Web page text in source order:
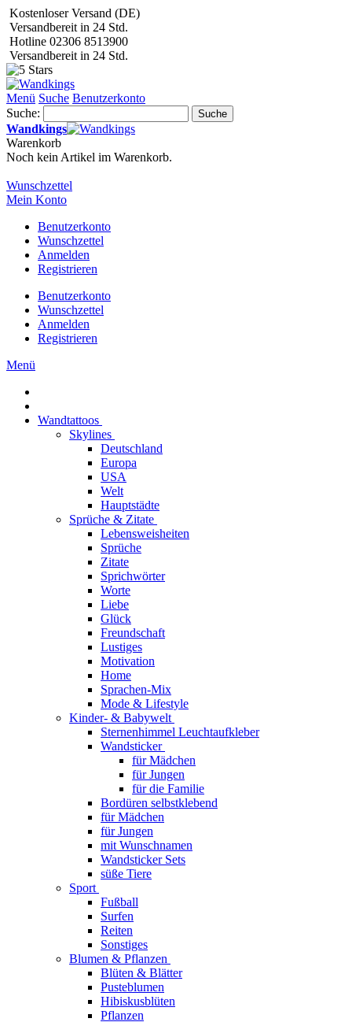
Kostenloser Versand (DE)
Versandbereit in 24 Std.
Hotline 02306 8513900
Versandbereit in 24 Std.
Menü Suche Benutzerkonto
Suche:
Suche
Wandkings
Warenkorb
Noch kein Artikel im Warenkorb.
Wunschzettel
Mein Konto
Benutzerkonto
Wunschzettel
Anmelden
Registrieren
Benutzerkonto
Wunschzettel
Anmelden
Registrieren
Menü
Wandtattoos
Skylines
Deutschland
Europa
USA
Welt
Hauptstädte
Sprüche & Zitate
Lebensweisheiten
Sprüche
Zitate
Sprichwörter
Worte
Liebe
Glück
Freundschaft
Lustiges
Motivation
Home
Sprachen-Mix
Mode & Lifestyle
Kinder- & Babywelt
Sternenhimmel Leuchtaufkleber
Wandsticker
für Mädchen
für Jungen
für die Familie
Bordüren selbstklebend
für Mädchen
für Jungen
mit Wunschnamen
Wandsticker Sets
süße Tiere
Sport
Fußball
Surfen
Reiten
Sonstiges
Blumen & Pflanzen
Blüten & Blätter
Pusteblumen
Hibiskusblüten
Pflanzen